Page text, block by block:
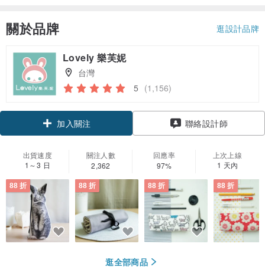
關於品牌 逛設計品牌
Lovely 樂芙妮
台灣
5 (1,156)
加入關注
聯絡設計師
出貨速度
1～3 日
關注人數
2,362
回應率
97%
上次上線
1 天內
88 折 88 折 88 折 88 折
逛全部商品